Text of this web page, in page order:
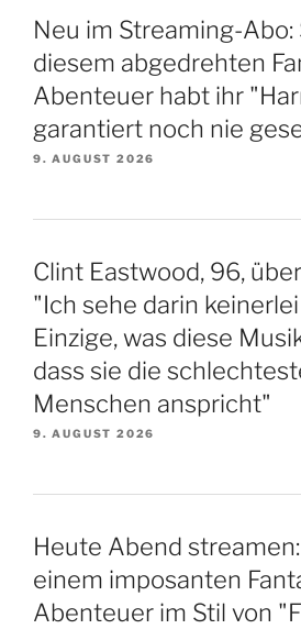
Neu im Streaming-Abo:
diesem abgedrehten
Abenteuer habt ihr
garantiert noch nie
9. AUGUST 2026
Clint Eastwood, 96,
"Ich sehe darin
Einzige, was diese
dass sie die
Menschen anspricht"
9. AUGUST 2026
Heute Abend
einem imposanten
Abenteuer im Stil von